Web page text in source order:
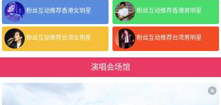
粉丝互动推荐香港女明星 粉丝互动推荐香港男明星
粉丝互动推荐台湾女明星 粉丝互动推荐台湾男明星
演唱会场馆